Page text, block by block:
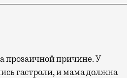
прозаичной причине. У
гастроли, и мама должна